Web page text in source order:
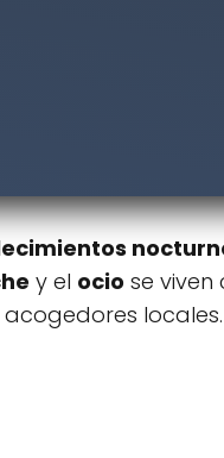
y el ocio se
locales.